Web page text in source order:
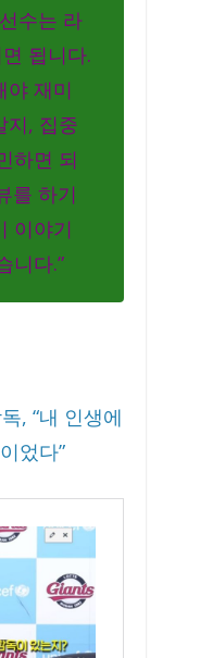
수는 라
됩니다.
야 재미
지, 집중
하면 되
를 하기
이야기
니다.”
, “내 인생에
었다”